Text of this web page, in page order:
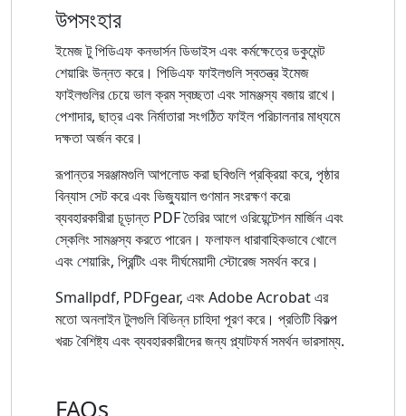
উপসংহার
ইমেজ টু পিডিএফ কনভার্সন ডিভাইস এবং কর্মক্ষেত্রে ডকুমেন্ট
শেয়ারিং উন্নত করে। পিডিএফ ফাইলগুলি স্বতন্ত্র ইমেজ
ফাইলগুলির চেয়ে ভাল ক্রম স্বচ্ছতা এবং সামঞ্জস্য বজায় রাখে।
পেশাদার, ছাত্র এবং নির্মাতারা সংগঠিত ফাইল পরিচালনার মাধ্যমে
দক্ষতা অর্জন করে।
রূপান্তর সরঞ্জামগুলি আপলোড করা ছবিগুলি প্রক্রিয়া করে, পৃষ্ঠার
বিন্যাস সেট করে এবং ভিজ্যুয়াল গুণমান সংরক্ষণ করে৷
ব্যবহারকারীরা চূড়ান্ত PDF তৈরির আগে ওরিয়েন্টেশন মার্জিন এবং
স্কেলিং সামঞ্জস্য করতে পারেন। ফলাফল ধারাবাহিকভাবে খোলে
এবং শেয়ারিং, প্রিন্টিং এবং দীর্ঘমেয়াদী স্টোরেজ সমর্থন করে।
Smallpdf, PDFgear, এবং Adobe Acrobat এর
মতো অনলাইন টুলগুলি বিভিন্ন চাহিদা পূরণ করে। প্রতিটি বিকল্প
খরচ বৈশিষ্ট্য এবং ব্যবহারকারীদের জন্য প্ল্যাটফর্ম সমর্থন ভারসাম্য.
FAQs